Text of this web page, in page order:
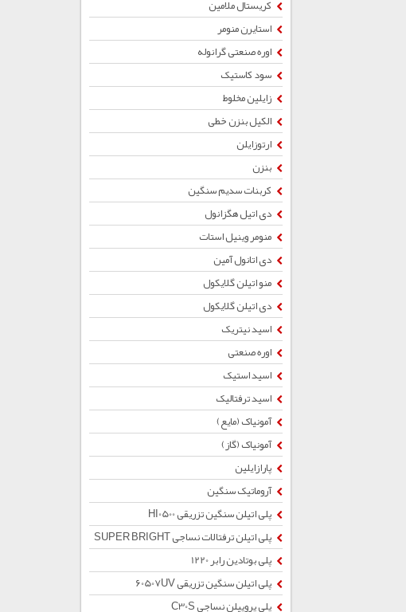
کریستال ملامین
استایرن منومر
اوره صنعتی گرانوله
سود کاستیک
زایلین مخلوط
الکیل بنزن خطی
ارتوزایلن
بنزن
کربنات سدیم سنگین
دی اتیل هگزانول
منومر وینیل استات
دی اتانول آمین
منو اتیلن گلایکول
دی اتیلن گلایکول
اسید نیتریک
اوره صنعتی
اسید استیک
اسید ترفتالیک
آمونیاک (مایع)
آمونیاک (گاز)
پارازایلین
آروماتیک سنگین
پلی اتیلن سنگین تزریقی HI0500
پلی اتیلن ترفتالات نساجی SUPER BRIGHT
پلی بوتادین رابر 1220
پلی اتیلن سنگین تزریقی 60507UV
پلی پروپیلن نساجی C30S